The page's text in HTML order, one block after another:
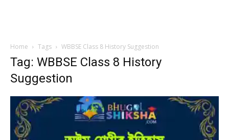
Home Tags WBBSE Class 8 History Suggestion
Tag: WBBSE Class 8 History
Suggestion